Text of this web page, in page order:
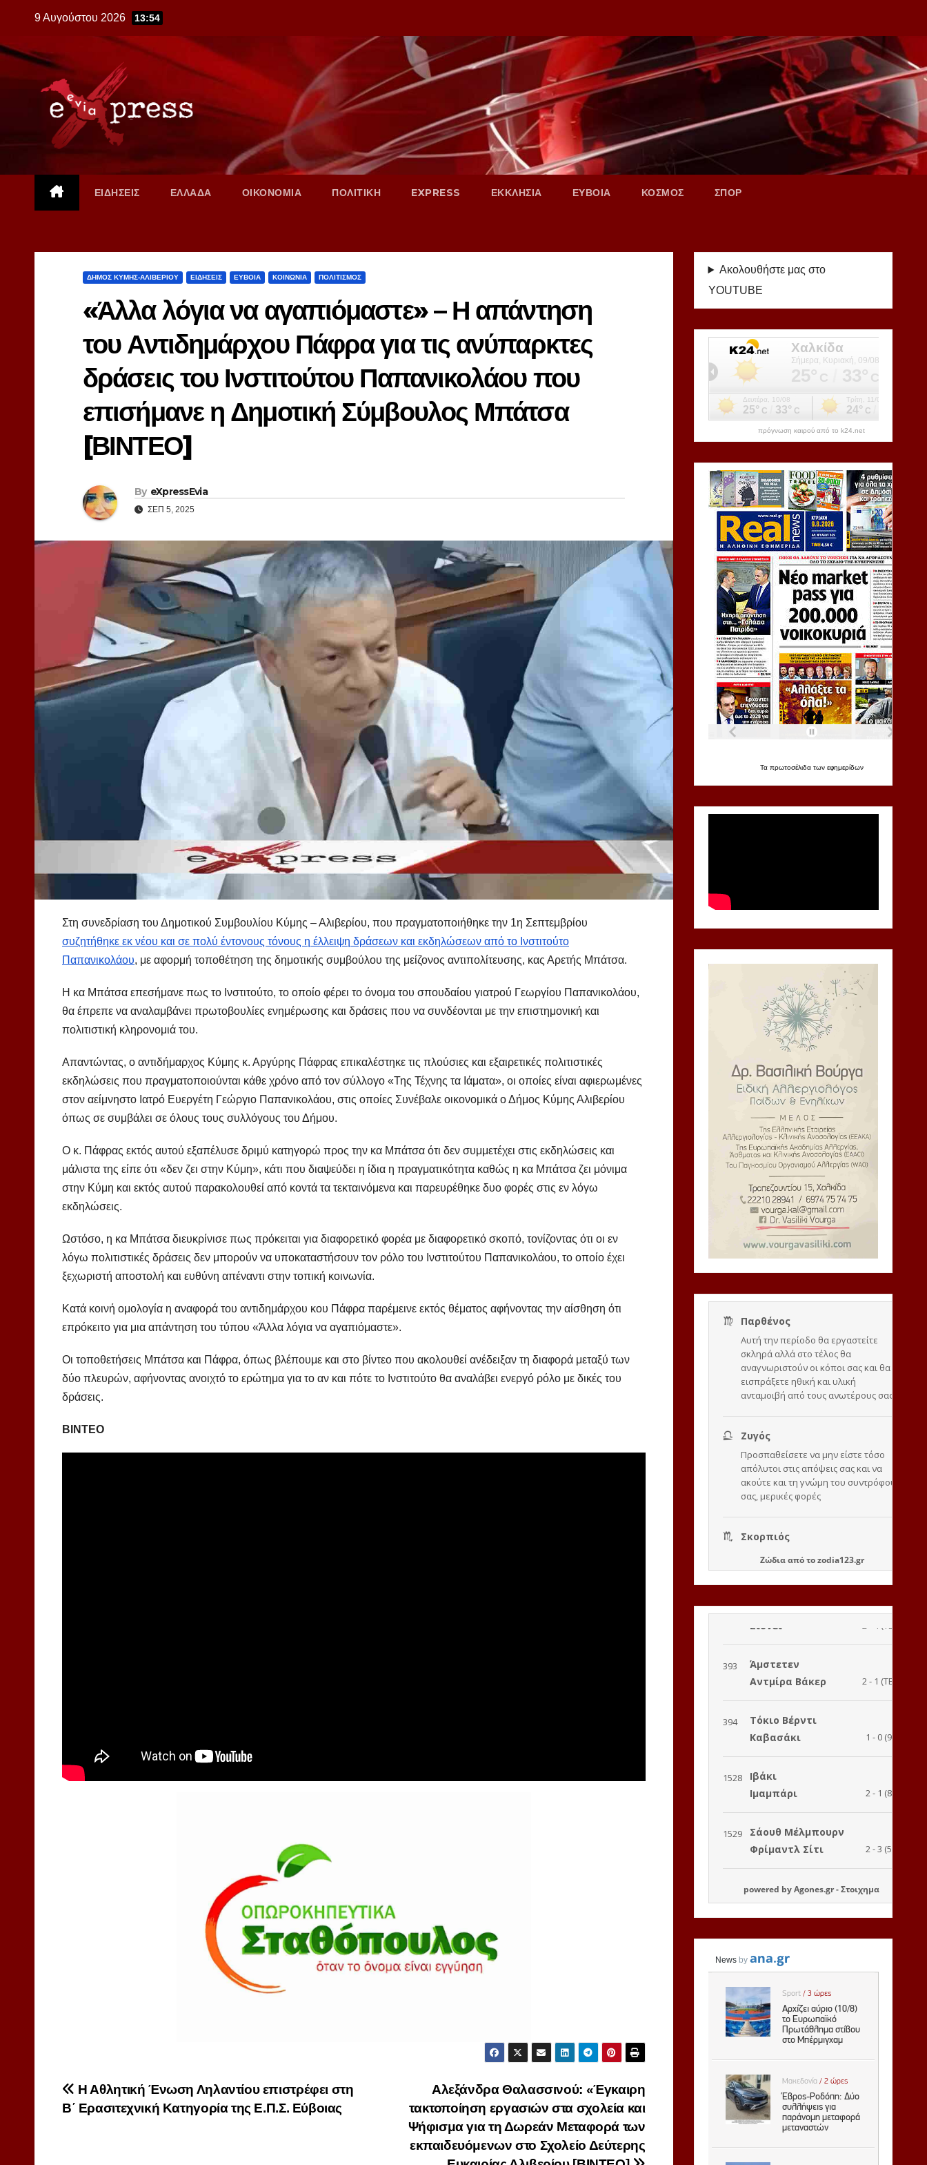
content
9 Αυγούστου 2026 13:54
ΕΙΔΗΣΕΙΣ ΕΛΛΑΔΑ ΟΙΚΟΝΟΜΙΑ ΠΟΛΙΤΙΚΗ EXPRESS ΕΚΚΛΗΣΙΑ ΕΥΒΟΙΑ ΚΟΣΜΟΣ ΣΠΟΡ
ΔΗΜΟΣ ΚΥΜΗΣ-ΑΛΙΒΕΡΙΟΥ ΕΙΔΗΣΕΙΣ ΕΥΒΟΙΑ ΚΟΙΝΩΝΙΑ ΠΟΛΙΤΙΣΜΟΣ
«Άλλα λόγια να αγαπιόμαστε» – Η απάντηση
του Αντιδημάρχου Πάφρα για τις ανύπαρκτες
δράσεις του Ινστιτούτου Παπανικολάου που
επισήμανε η Δημοτική Σύμβουλος Μπάτσα
[ΒΙΝΤΕΟ]
By eXpressEvia
ΣΕΠ 5, 2025
Στη συνεδρίαση του Δημοτικού Συμβουλίου Κύμης – Αλιβερίου, που πραγματοποιήθηκε την 1η Σεπτεμβρίου
συζητήθηκε εκ νέου και σε πολύ έντονους τόνους η έλλειψη δράσεων και εκδηλώσεων από το Ινστιτούτο
Παπανικολάου, με αφορμή τοποθέτηση της δημοτικής συμβούλου της μείζονος αντιπολίτευσης, κας Αρετής Μπάτσα.
Η κα Μπάτσα επεσήμανε πως το Ινστιτούτο, το οποίο φέρει το όνομα του σπουδαίου γιατρού Γεωργίου Παπανικολάου,
θα έπρεπε να αναλαμβάνει πρωτοβουλίες ενημέρωσης και δράσεις που να συνδέονται με την επιστημονική και
πολιτιστική κληρονομιά του.
Απαντώντας, ο αντιδήμαρχος Κύμης κ. Αργύρης Πάφρας επικαλέστηκε τις πλούσιες και εξαιρετικές πολιτιστικές
εκδηλώσεις που πραγματοποιούνται κάθε χρόνο από τον σύλλογο «Της Τέχνης τα Ιάματα», οι οποίες είναι αφιερωμένες
στον αείμνηστο Ιατρό Ευεργέτη Γεώργιο Παπανικολάου, στις οποίες Συνέβαλε οικονομικά ο Δήμος Κύμης Αλιβερίου
όπως σε συμβάλει σε όλους τους συλλόγους του Δήμου.
Ο κ. Πάφρας εκτός αυτού εξαπέλυσε δριμύ κατηγορώ προς την κα Μπάτσα ότι δεν συμμετέχει στις εκδηλώσεις και
μάλιστα της είπε ότι «δεν ζει στην Κύμη», κάτι που διαψεύδει η ίδια η πραγματικότητα καθώς η κα Μπάτσα ζει μόνιμα
στην Κύμη και εκτός αυτού παρακολουθεί από κοντά τα τεκταινόμενα και παρευρέθηκε δυο φορές στις εν λόγω
εκδηλώσεις.
Ωστόσο, η κα Μπάτσα διευκρίνισε πως πρόκειται για διαφορετικό φορέα με διαφορετικό σκοπό, τονίζοντας ότι οι εν
λόγω πολιτιστικές δράσεις δεν μπορούν να υποκαταστήσουν τον ρόλο του Ινστιτούτου Παπανικολάου, το οποίο έχει
ξεχωριστή αποστολή και ευθύνη απέναντι στην τοπική κοινωνία.
Κατά κοινή ομολογία η αναφορά του αντιδημάρχου κου Πάφρα παρέμεινε εκτός θέματος αφήνοντας την αίσθηση ότι
επρόκειτο για μια απάντηση του τύπου «Άλλα λόγια να αγαπιόμαστε».
Οι τοποθετήσεις Μπάτσα και Πάφρα, όπως βλέπουμε και στο βίντεο που ακολουθεί ανέδειξαν τη διαφορά μεταξύ των
δύο πλευρών, αφήνοντας ανοιχτό το ερώτημα για το αν και πότε το Ινστιτούτο θα αναλάβει ενεργό ρόλο με δικές του
δράσεις.
ΒΙΝΤΕΟ
Πλοήγηση
άρθρων
Αλεξάνδρα Θαλασσινού: «Έγκαιρη
τακτοποίηση εργασιών στα σχολεία και
Ψήφισμα για τη Δωρεάν Μεταφορά των
εκπαιδευόμενων στο Σχολείο Δεύτερης
Η Αθλητική Ένωση Ληλαντίου επιστρέφει στη
Β΄ Ερασιτεχνική Κατηγορία της Ε.Π.Σ. Εύβοιας
Ακολουθήστε μας στο
YOUTUBE
πρόγνωση καιρού από το k24.net
Τα πρωτοσέλιδα των εφημερίδων
Ζώδιααπό τοzodia123.gr
powered byAgones.gr-Στοιχημα